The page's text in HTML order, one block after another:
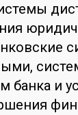
банка и